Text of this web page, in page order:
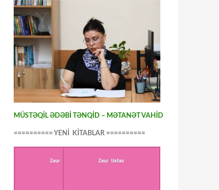
MÜSTƏQİL ƏDƏBİ TƏNQİD – MƏTANƏT VAHİD
========== YENİ KİTABLAR ==========